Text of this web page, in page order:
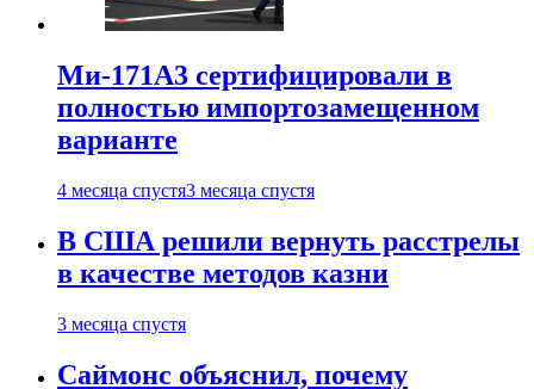
Ми-171А3 сертифицировали в
полностью импортозамещенном
варианте
4 месяца спустя3 месяца спустя
В США решили вернуть расстрелы
в качестве методов казни
3 месяца спустя
Саймонс объяснил, почему